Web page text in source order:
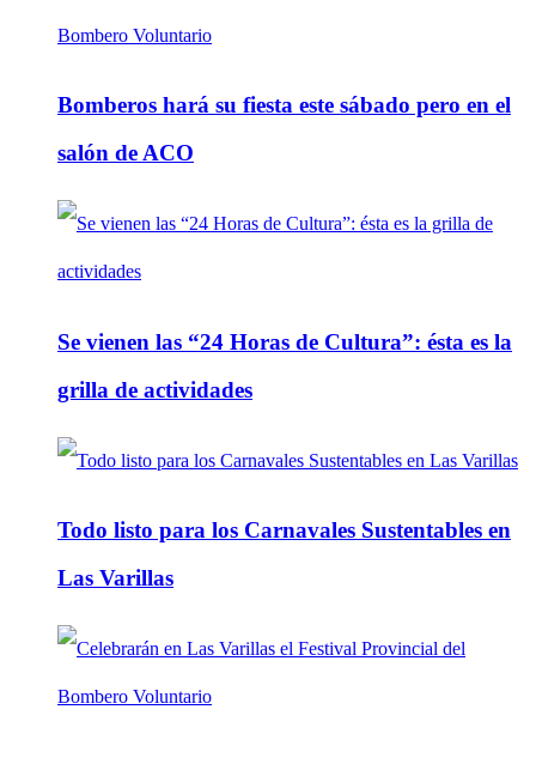
Bomberos hará su fiesta este sábado pero en el
salón de ACO
Se vienen las “24 Horas de Cultura”: ésta es la
grilla de actividades
Todo listo para los Carnavales Sustentables en
Las Varillas